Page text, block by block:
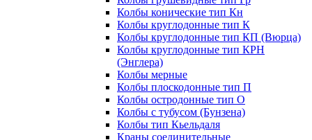
Колбы конические тип Кн
Колбы круглодонные тип К
Колбы круглодонные тип КП (Вюрца)
Колбы круглодонные тип КРН
(Энглера)
Колбы мерные
Колбы плоскодонные тип П
Колбы остродонные тип О
Колбы с тубусом (Бунзена)
Колбы тип Кьельдаля
Краны соединительные